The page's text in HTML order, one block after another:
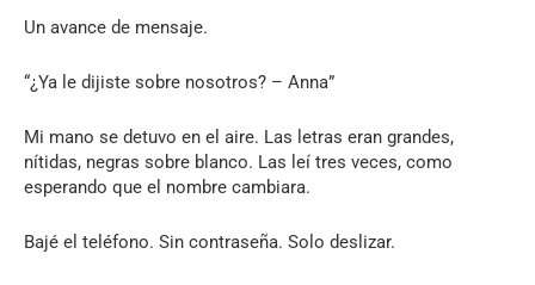
Un avance de mensaje.
“¿Ya le dijiste sobre nosotros? – Anna”
Mi mano se detuvo en el aire. Las letras eran grandes,
nítidas, negras sobre blanco. Las leí tres veces, como
esperando que el nombre cambiara.
Bajé el teléfono. Sin contraseña. Solo deslizar.